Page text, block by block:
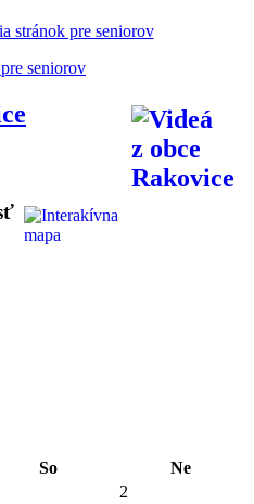
stránok pre seniorov
So
Ne
2